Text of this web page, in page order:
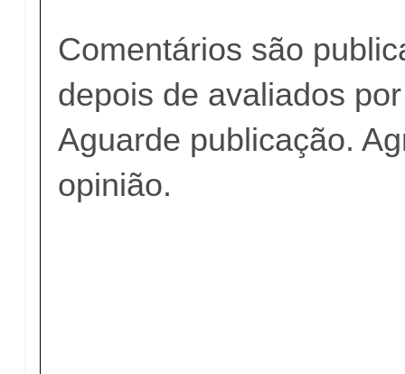
Comentários são
depois de avaliados
Aguarde publicação.
opinião.